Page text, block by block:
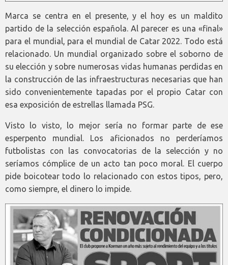
Marca se centra en el presente, y el hoy es un maldito
partido de la selección española. Al parecer es una «final»
para el mundial, para el mundial de Catar 2022. Todo está
relacionado. Un mundial organizado sobre el soborno de
su elección y sobre numerosas vidas humanas perdidas en
la construcción de las infraestructuras necesarias que han
sido convenientemente tapadas por el propio Catar con
esa exposición de estrellas llamada PSG.
Visto lo visto, lo mejor sería no formar parte de ese
esperpento mundial. Los aficionados no perderíamos
futbolistas con las convocatorias de la selección y no
seríamos cómplice de un acto tan poco moral. El cuerpo
pide boicotear todo lo relacionado con estos tipos, pero,
como siempre, el dinero lo impide.